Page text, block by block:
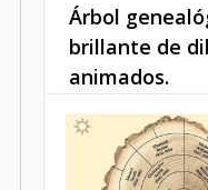
Árbol
brillante de
animados.
Aprovecha
de Árbol
Brillante en Verde